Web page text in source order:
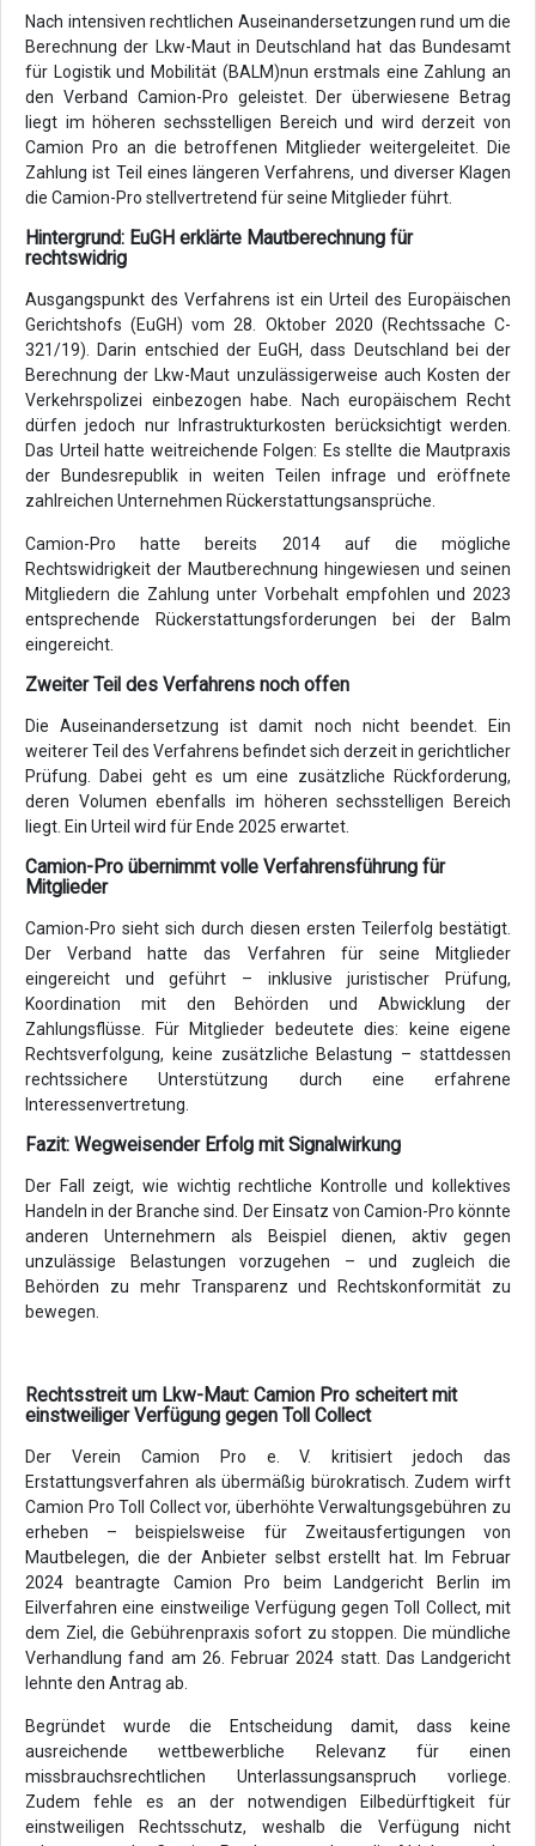
Nach intensiven rechtlichen Auseinandersetzungen rund um die
Berechnung der Lkw-Maut in Deutschland hat das Bundesamt
für Logistik und Mobilität (BALM)nun erstmals eine Zahlung an
den Verband Camion-Pro geleistet. Der überwiesene Betrag
liegt im höheren sechsstelligen Bereich und wird derzeit von
Camion Pro an die betroffenen Mitglieder weitergeleitet. Die
Zahlung ist Teil eines längeren Verfahrens, und diverser Klagen
die Camion-Pro stellvertretend für seine Mitglieder führt.
Hintergrund: EuGH erklärte Mautberechnung für
rechtswidrig
Ausgangspunkt des Verfahrens ist ein Urteil des Europäischen
Gerichtshofs (EuGH) vom 28. Oktober 2020 (Rechtssache C-
321/19). Darin entschied der EuGH, dass Deutschland bei der
Berechnung der Lkw-Maut unzulässigerweise auch Kosten der
Verkehrspolizei einbezogen habe. Nach europäischem Recht
dürfen jedoch nur Infrastrukturkosten berücksichtigt werden.
Das Urteil hatte weitreichende Folgen: Es stellte die Mautpraxis
der Bundesrepublik in weiten Teilen infrage und eröffnete
zahlreichen Unternehmen Rückerstattungsansprüche.
Camion-Pro hatte bereits 2014 auf die mögliche
Rechtswidrigkeit der Mautberechnung hingewiesen und seinen
Mitgliedern die Zahlung unter Vorbehalt empfohlen und 2023
entsprechende Rückerstattungsforderungen bei der Balm
eingereicht.
Zweiter Teil des Verfahrens noch offen
Die Auseinandersetzung ist damit noch nicht beendet. Ein
weiterer Teil des Verfahrens befindet sich derzeit in gerichtlicher
Prüfung. Dabei geht es um eine zusätzliche Rückforderung,
deren Volumen ebenfalls im höheren sechsstelligen Bereich
liegt. Ein Urteil wird für Ende 2025 erwartet.
Camion-Pro übernimmt volle Verfahrensführung für
Mitglieder
Camion-Pro sieht sich durch diesen ersten Teilerfolg bestätigt.
Der Verband hatte das Verfahren für seine Mitglieder
eingereicht und geführt – inklusive juristischer Prüfung,
Koordination mit den Behörden und Abwicklung der
Zahlungsflüsse. Für Mitglieder bedeutete dies: keine eigene
Rechtsverfolgung, keine zusätzliche Belastung – stattdessen
rechtssichere Unterstützung durch eine erfahrene
Interessenvertretung.
Fazit: Wegweisender Erfolg mit Signalwirkung
Der Fall zeigt, wie wichtig rechtliche Kontrolle und kollektives
Handeln in der Branche sind. Der Einsatz von Camion-Pro könnte
anderen Unternehmern als Beispiel dienen, aktiv gegen
unzulässige Belastungen vorzugehen – und zugleich die
Behörden zu mehr Transparenz und Rechtskonformität zu
bewegen.
Rechtsstreit um Lkw-Maut: Camion Pro scheitert mit
einstweiliger Verfügung gegen Toll Collect
Der Verein Camion Pro e. V. kritisiert jedoch das
Erstattungsverfahren als übermäßig bürokratisch. Zudem wirft
Camion Pro Toll Collect vor, überhöhte Verwaltungsgebühren zu
erheben – beispielsweise für Zweitausfertigungen von
Mautbelegen, die der Anbieter selbst erstellt hat. Im Februar
2024 beantragte Camion Pro beim Landgericht Berlin im
Eilverfahren eine einstweilige Verfügung gegen Toll Collect, mit
dem Ziel, die Gebührenpraxis sofort zu stoppen. Die mündliche
Verhandlung fand am 26. Februar 2024 statt. Das Landgericht
lehnte den Antrag ab.
Begründet wurde die Entscheidung damit, dass keine
ausreichende wettbewerbliche Relevanz für einen
missbrauchsrechtlichen Unterlassungsanspruch vorliege.
Zudem fehle es an der notwendigen Eilbedürftigkeit für
einstweiligen Rechtsschutz, weshalb die Verfügung nicht